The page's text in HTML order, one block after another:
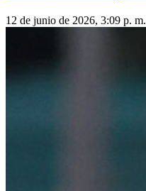
12 de junio de 2026, 3:09 p. m.